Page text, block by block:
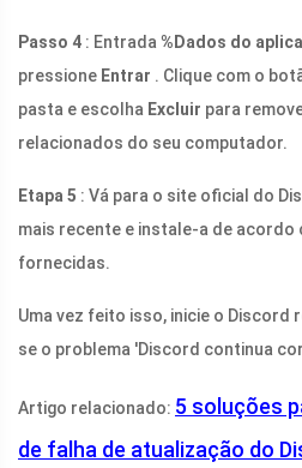
Passo 4 : Entrada %Dados do
pressione Entrar . Clique com o
pasta e escolha Excluir para
relacionados do seu computador.
Etapa 5 : Vá para o site oficial do
mais recente e instale-a de acordo
fornecidas.
Uma vez feito isso, inicie o
se o problema 'Discord continua
Artigo relacionado: 5 soluções
de falha de atualização do